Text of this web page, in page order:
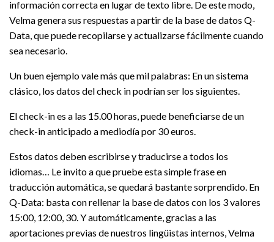
información correcta en lugar de texto libre. De este modo,
Velma genera sus respuestas a partir de la base de datos Q-
Data, que puede recopilarse y actualizarse fácilmente cuando
sea necesario.
Un buen ejemplo vale más que mil palabras: En un sistema
clásico, los datos del check in podrían ser los siguientes.
El check-in es a las 15.00 horas, puede beneficiarse de un
check-in anticipado a mediodía por 30 euros.
Estos datos deben escribirse y traducirse a todos los
idiomas… Le invito a que pruebe esta simple frase en
traducción automática, se quedará bastante sorprendido. En
Q-Data: basta con rellenar la base de datos con los 3 valores
15:00, 12:00, 30. Y automáticamente, gracias a las
aportaciones previas de nuestros lingüistas internos, Velma